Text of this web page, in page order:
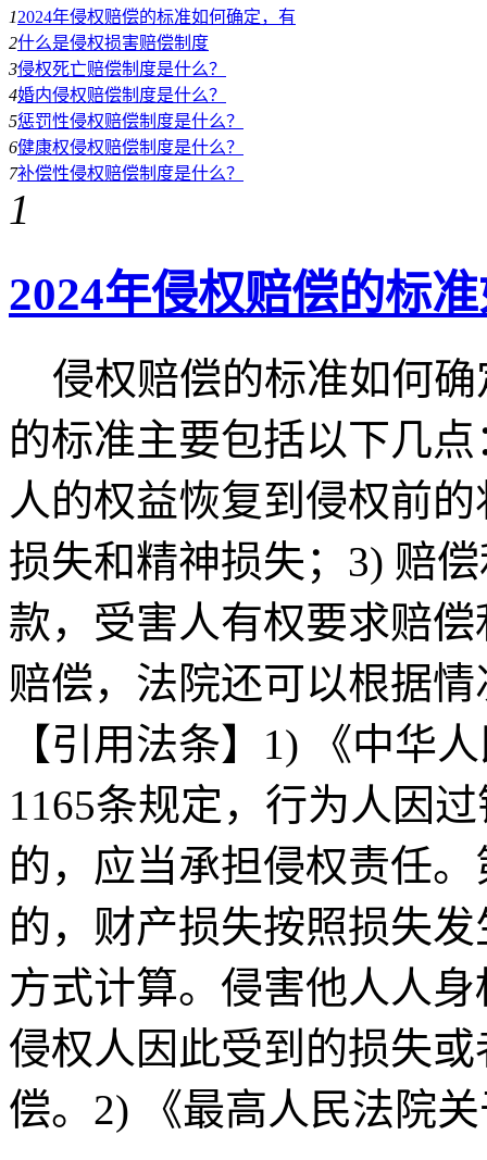
12024年侵权赔偿的标准如何确定，有
2什么是侵权损害赔偿制度
3侵权死亡赔偿制度是什么？
4婚内侵权赔偿制度是什么？
5惩罚性侵权赔偿制度是什么？
6健康权侵权赔偿制度是什么？
7补偿性侵权赔偿制度是什么？
1
2024年侵权赔偿的标
侵权赔偿的标准如何确
的标准主要包括以下几
人的权益恢复到侵权前
损失和精神损失；3) 赔
款，受害人有权要求赔
赔偿，法院还可以根据
【引用法条】1) 《中华
1165条规定，行为人因
的，应当承担侵权责任
的，财产损失按照损失
方式计算。侵害他人人
侵权人因此受到的损失
偿。2) 《最高人民法院